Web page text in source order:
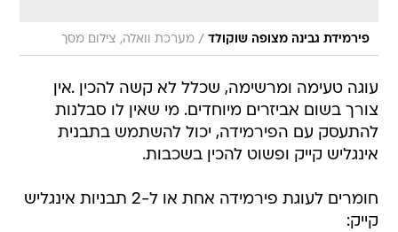
פירמידת גבינה מצופה שוקולד / מערכת וואלה, צילום מסך
עוגה טעימה ומרשימה, שכלל לא קשה להכין .אין
צורך בשום אביזרים מיוחדים. מי שאין לו סבלנות
להתעסק עם הפירמידה, יכול להשתמש בתבנית
אינגליש קייק ופשוט להכין בשכבות.
חומרים לעוגת פירמידה אחת או ל-2 תבניות אינגליש
קייק: